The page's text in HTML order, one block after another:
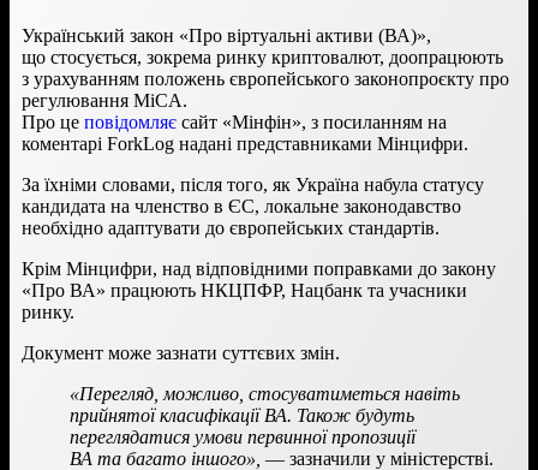
Український закон «Про віртуальні активи (ВА)»,
що стосується, зокрема ринку криптовалют, доопрацюють
з урахуванням положень європейського законопроєкту про
регулювання MiCA.
Про це повідомляє сайт «Мінфін», з посиланням на
коментарі ForkLog надані представниками Мінцифри.
За їхніми словами, після того, як Україна набула статусу
кандидата на членство в ЄС, локальне законодавство
необхідно адаптувати до європейських стандартів.
Крім Мінцифри, над відповідними поправками до закону
«Про ВА» працюють НКЦПФР, Нацбанк та учасники
ринку.
Документ може зазнати суттєвих змін.
«Перегляд, можливо, стосуватиметься навіть
прийнятої класифікації ВА. Також будуть
переглядатися умови первинної пропозиції
ВА та багато іншого», — зазначили у міністерстві.